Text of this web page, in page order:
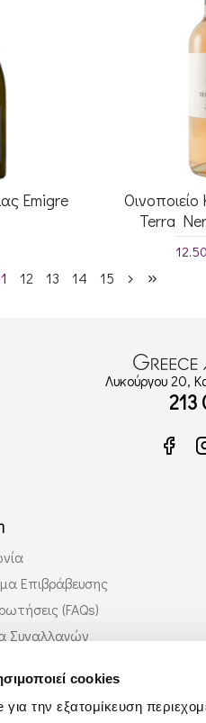
cookies
την εξατομίκευση
Emigre
Terra
12 13 14 15
Λυκούργου 20,
213
Επιβράβευσης
(FAQs)
Συναλλαγών
αυτό που ψάχνω;